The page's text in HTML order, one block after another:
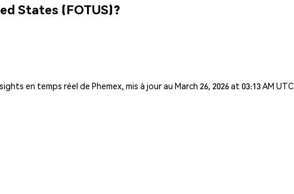
States (FOTUS)?
en temps réel de Phemex, mis à jour au March 26, 2026 at 03:13 AM UTC